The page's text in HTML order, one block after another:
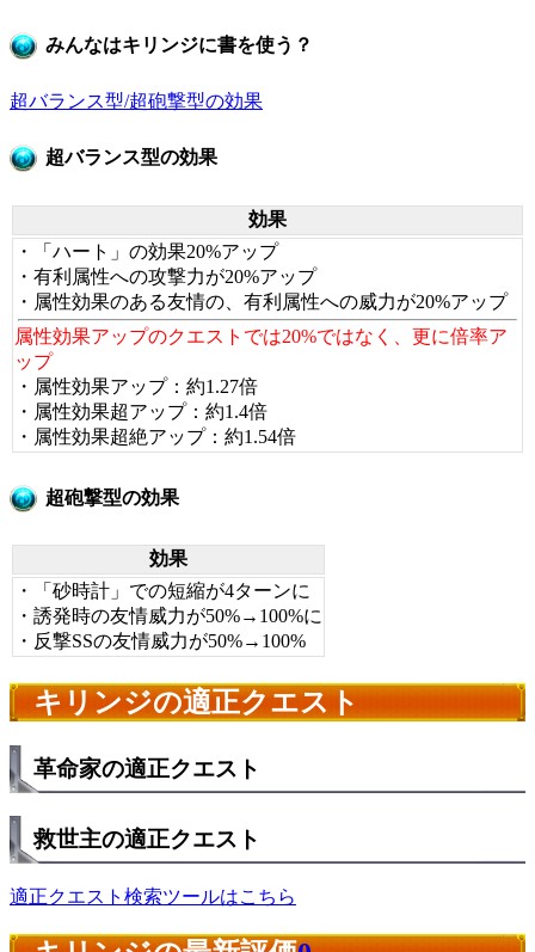
みんなはキリンジに書を使う？
超バランス型/超砲撃型の効果
超バランス型の効果
効果
・「ハート」の効果20%アップ
・有利属性への攻撃力が20%アップ
・属性効果のある友情の、有利属性への威力が20%アップ
属性効果アップのクエストでは20%ではなく、更に倍率ア
ップ
・属性効果アップ：約1.27倍
・属性効果超アップ：約1.4倍
・属性効果超絶アップ：約1.54倍
超砲撃型の効果
効果
・「砂時計」での短縮が4ターンに
・誘発時の友情威力が50%→100%に
・反撃SSの友情威力が50%→100%
キリンジの適正クエスト
革命家の適正クエスト
救世主の適正クエスト
適正クエスト検索ツールはこちら